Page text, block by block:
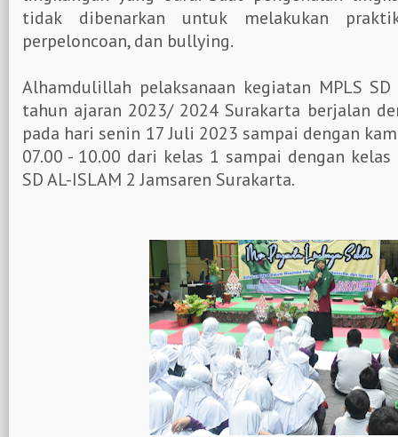
tidak dibenarkan untuk melakukan
perpeloncoan, dan bullying.
Alhamdulillah pelaksanaan kegiatan MPLS
tahun ajaran 2023/ 2024 Surakarta berjalan
pada hari senin 17 Juli 2023 sampai dengan
07.00 - 10.00 dari kelas 1 sampai dengan
SD AL-ISLAM 2 Jamsaren Surakarta.